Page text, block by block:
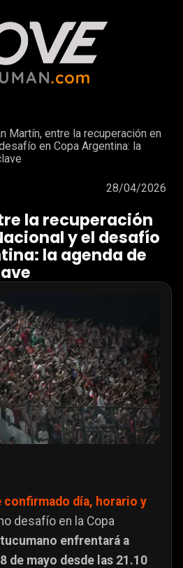
Martín, entre la recuperación en
en Copa Argentina: la
28/04/2026
la recuperación
y el desafío
la agenda de
confirmado día, horario y
desafío en la Copa
enfrentará a
de mayo desde las 21.10